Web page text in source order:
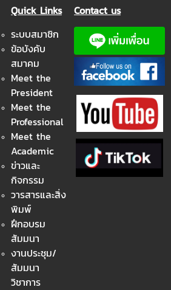
Quick Links
ระบบสมาชิก
ข้อบังคับ
สมาคม
Meet the
President
Meet the
Professional
Meet the
Academic
ข่าวและ
กิจกรรม
วารสารและสิ่ง
พิมพ์
ฝึกอบรม
สัมมนา
งานประชุม/
สัมมนา
วิชาการ
Contact us